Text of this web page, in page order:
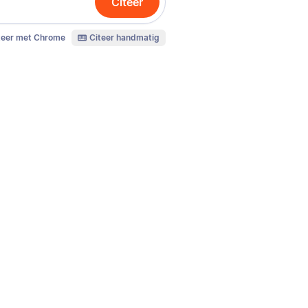
met Chrome Citeer handmatig